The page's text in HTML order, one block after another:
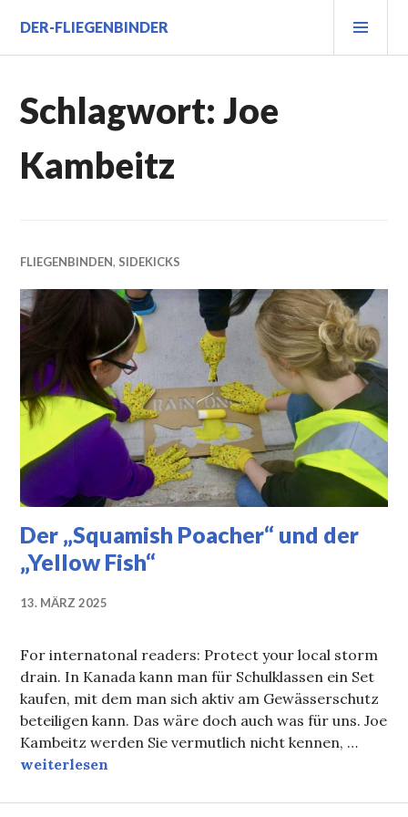
Inhalt
springen
DER-FLIEGENBINDER
Schlagwort:Joe
Kambeitz
FLIEGENBINDEN, SIDEKICKS
Der „Squamish Poacher“ und der
„Yellow Fish“
13. MÄRZ 2025
For internatonal readers: Protect your local storm
drain. In Kanada kann man für Schulklassen ein Set
kaufen, mit dem man sich aktiv am Gewässerschutz
beteiligen kann. Das wäre doch auch was für uns. Joe
Kambeitz werden Sie vermutlich nicht kennen, …
Der „Squamish Poacher“ und der „Yellow Fish“
weiterlesen